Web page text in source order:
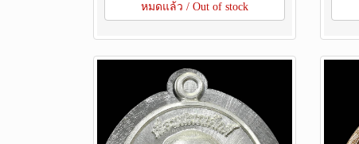
หมดแล้ว / Out of stock